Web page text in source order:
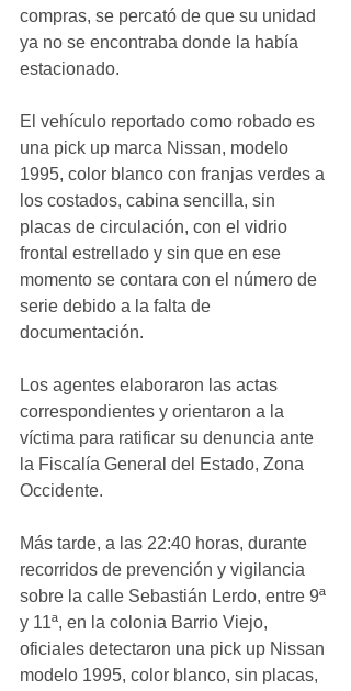
compras, se percató de que su unidad
ya no se encontraba donde la había
estacionado.
El vehículo reportado como robado es
una pick up marca Nissan, modelo
1995, color blanco con franjas verdes a
los costados, cabina sencilla, sin
placas de circulación, con el vidrio
frontal estrellado y sin que en ese
momento se contara con el número de
serie debido a la falta de
documentación.
Los agentes elaboraron las actas
correspondientes y orientaron a la
víctima para ratificar su denuncia ante
la Fiscalía General del Estado, Zona
Occidente.
Más tarde, a las 22:40 horas, durante
recorridos de prevención y vigilancia
sobre la calle Sebastián Lerdo, entre 9ª
y 11ª, en la colonia Barrio Viejo,
oficiales detectaron una pick up Nissan
modelo 1995, color blanco, sin placas,